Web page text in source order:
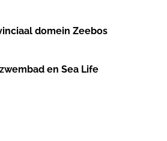
domein Zeebos
en Sea Life